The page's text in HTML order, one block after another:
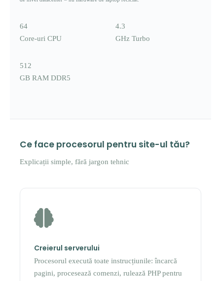
64
Core-uri CPU
4.3
GHz Turbo
512
GB RAM DDR5
Ce face procesorul pentru site-ul tău?
Explicații simple, fără jargon tehnic
Creierul serverului
Procesorul execută toate instrucțiunile: încarcă
pagini, procesează comenzi, rulează PHP pentru